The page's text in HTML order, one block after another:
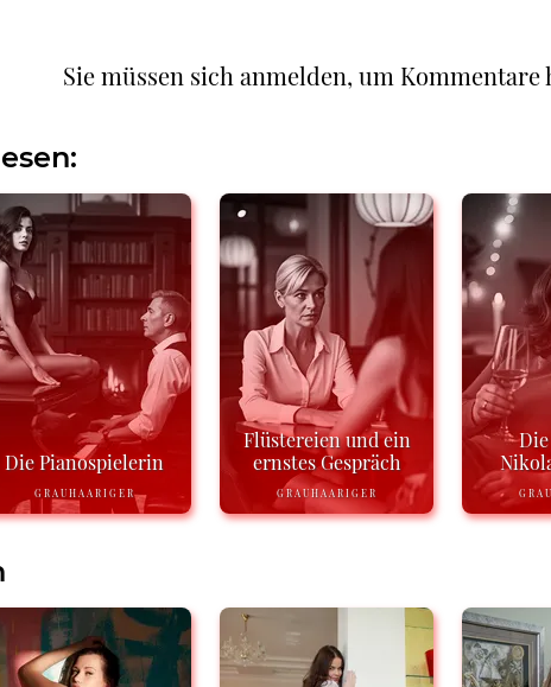
Sie müssen sich anmelden, um
Die Pianospielerin
GRAUHAARIGER
Flüstereien und ein
ernstes Gespräch
GRAUHAARIGER